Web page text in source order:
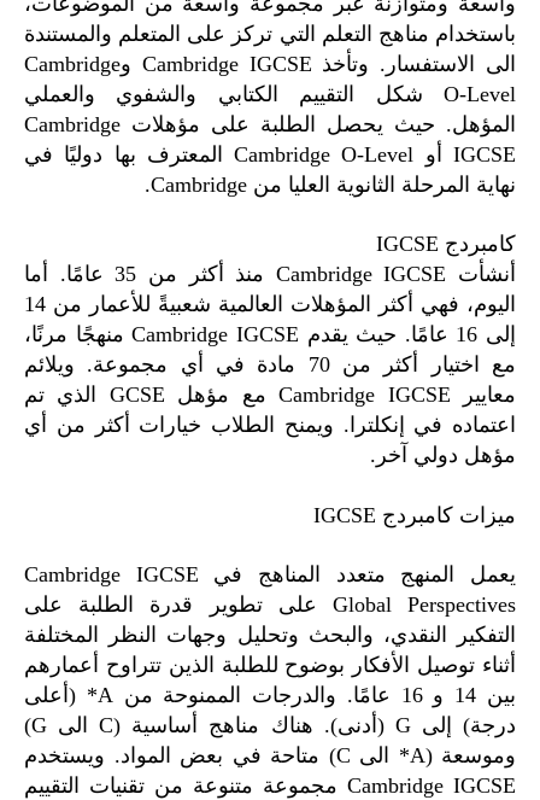
باستخدام مناهج التعلم التي تركز على المتعلم والمستندة
الى الاستفسار. وتأخذ Cambridge IGCSE وCambridge
O-Level شكل التقييم الكتابي والشفوي والعملي
المؤهل. حيث يحصل الطلبة على مؤهلات Cambridge
IGCSE أو Cambridge O-Level المعترف بها دوليًا في
نهاية المرحلة الثانوية العليا من Cambridge.
كامبردج IGCSE
أنشأت Cambridge IGCSE منذ أكثر من 35 عامًا. أما
اليوم، فهي أكثر المؤهلات العالمية شعبيةً للأعمار من 14
إلى 16 عامًا. حيث يقدم Cambridge IGCSE منهجًا مرنًا،
مع اختيار أكثر من 70 مادة في أي مجموعة. ويلائم
معايير Cambridge IGCSE مع مؤهل GCSE الذي تم
اعتماده في إنكلترا. ويمنح الطلاب خيارات أكثر من أي
مؤهل دولي آخر.
ميزات كامبردج IGCSE
يعمل المنهج متعدد المناهج في Cambridge IGCSE
Global Perspectives على تطوير قدرة الطلبة على
التفكير النقدي، والبحث وتحليل وجهات النظر المختلفة
أثناء توصيل الأفكار بوضوح للطلبة الذين تتراوح أعمارهم
بين 14 و 16 عامًا. والدرجات الممنوحة من A* (أعلى
درجة) إلى G (أدنى). هناك مناهج أساسية (C الى G)
وموسعة (A* الى C) متاحة في بعض المواد. ويستخدم
Cambridge IGCSE مجموعة متنوعة من تقنيات التقييم